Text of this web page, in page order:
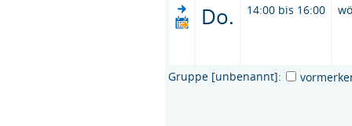
Do. 14:00 bis 16:00
Gruppe [unbenannt]: